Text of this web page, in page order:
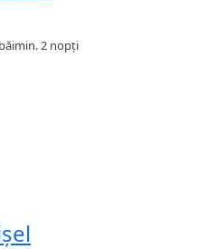
min. 2 nopți